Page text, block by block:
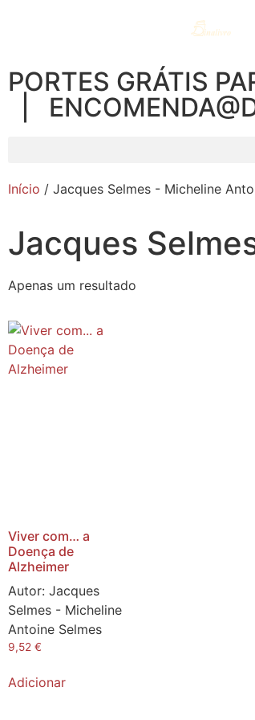
PORTES GRÁTIS
|
Início / Jacques Selmes - Micheline
Jacques
Apenas um resultado
Viver com… a
Doença de
Alzheimer
Autor: Jacques
Selmes - Micheline
Antoine Selmes
9,52 €
Adicionar